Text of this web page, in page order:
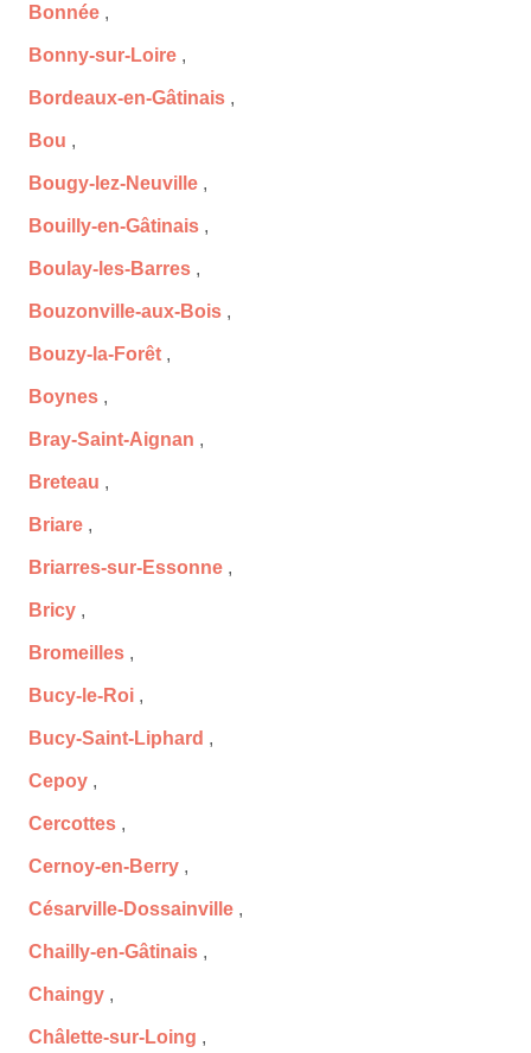
Bonnée ,
Bonny-sur-Loire ,
Bordeaux-en-Gâtinais ,
Bou ,
Bougy-lez-Neuville ,
Bouilly-en-Gâtinais ,
Boulay-les-Barres ,
Bouzonville-aux-Bois ,
Bouzy-la-Forêt ,
Boynes ,
Bray-Saint-Aignan ,
Breteau ,
Briare ,
Briarres-sur-Essonne ,
Bricy ,
Bromeilles ,
Bucy-le-Roi ,
Bucy-Saint-Liphard ,
Cepoy ,
Cercottes ,
Cernoy-en-Berry ,
Césarville-Dossainville ,
Chailly-en-Gâtinais ,
Chaingy ,
Châlette-sur-Loing ,